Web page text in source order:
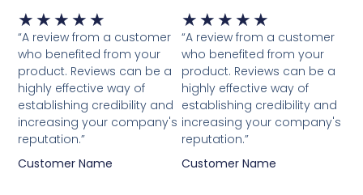
★ ★ ★ ★ ★ Waardering
5
van
5
“A review from a customer
who benefited from your
product. Reviews can be a
highly effective way of
establishing credibility and
increasing your company's
reputation.”
Customer Name
★ ★ ★ ★ ★
5
van
5
“A review from a customer
who benefited from your
product. Reviews can be a
highly effective way of
establishing credibility and
increasing your company's
reputation.”
Customer Name